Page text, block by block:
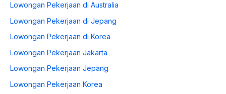
Lowongan Pekerjaan di Australia
Lowongan Pekerjaan di Jepang
Lowongan Pekerjaan di Korea
Lowongan Pekerjaan Jakarta
Lowongan Pekerjaan Jepang
Lowongan Pekerjaan Korea